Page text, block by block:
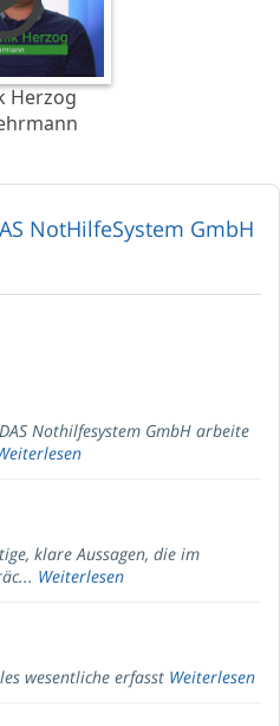
Herzog
NotHilfeSystem GmbH
Nothilfesystem GmbH arbeite
klare Aussagen, die im
Weiterlesen
wesentliche erfasst Weiterlesen